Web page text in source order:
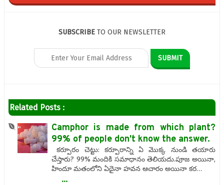
SUBSCRIBE TO OUR NEWSLETTER
Related Posts :
Camphor is made from which plant?
99% of people don't know the answer.
కర్పూరం చెట్టు: కర్పూరాన్ని ఏ మొక్క నుండి తయారు
చేస్తారు? 99% మందికి సమాధానం తెలియదు.పూజ అయినా,
హిందూ మతంలోని ఏదైనా హవన ఆచారం అయినా కర…
...